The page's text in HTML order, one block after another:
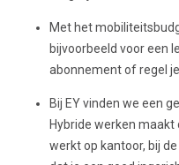
Met het
bijvoorbeeld voor een
abonnement of regel
Bij EY vinden we een
Hybride werken maakt
werkt op kantoor, bij